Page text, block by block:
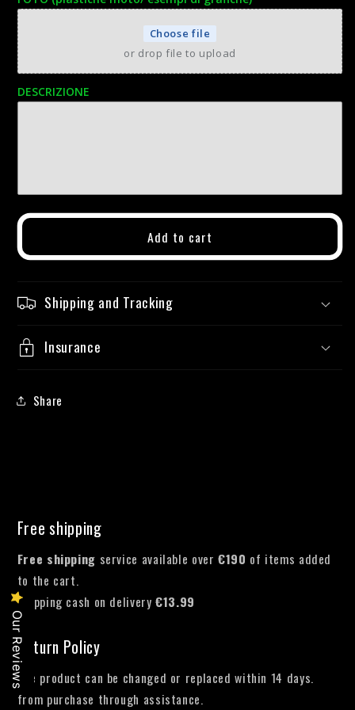
Choose file
or drop file to upload
DESCRIZIONE
Add to cart
Shipping and Tracking
Insurance
Share
Free shipping
Free shipping service available over€190 of items added
to the cart.
Shipping cash on delivery€13.99
Return Policy
The product can be changed or replaced within 14 days.
from purchase through assistance.
Our Reviews